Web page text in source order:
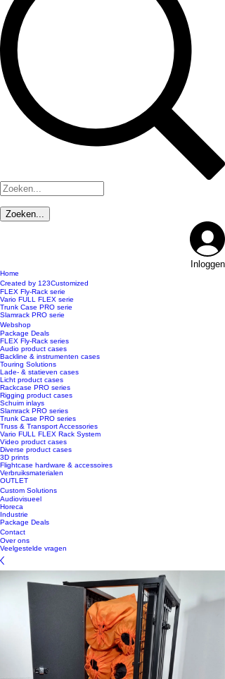
Inloggen
Home
Created by 123Customized
FLEX Fly-Rack serie
Vario FULL FLEX serie
Trunk Case PRO serie
Slamrack PRO serie
Webshop
Package Deals
FLEX Fly-Rack series
Audio product cases
Backline & instrumenten cases
Touring Solutions
Lade- & statieven cases
Licht product cases
Rackcase PRO series
Rigging product cases
Schuim inlays
Slamrack PRO series
Trunk Case PRO series
Truss & Transport Accessories
Vario FULL FLEX Rack System
Video product cases
Diverse product cases
3D prints
Flightcase hardware & accessoires
Verbruiksmaterialen
OUTLET
Custom Solutions
Audiovisueel
Horeca
Industrie
Package Deals
Contact
Over ons
Veelgestelde vragen